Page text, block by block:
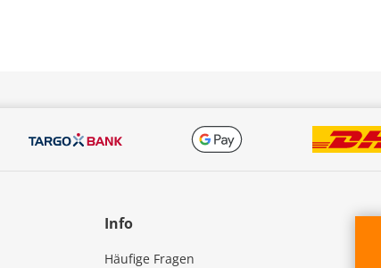
Info
Häufige Fragen